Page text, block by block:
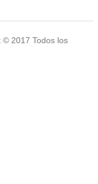
© 2017 Todos los